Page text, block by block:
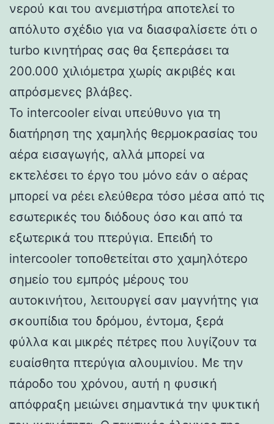
νερού και του ανεμιστήρα αποτελεί το
απόλυτο σχέδιο για να διασφαλίσετε ότι ο
turbo κινητήρας σας θα ξεπεράσει τα
200.000 χιλιόμετρα χωρίς ακριβές και
απρόσμενες βλάβες.
Το intercooler είναι υπεύθυνο για τη
διατήρηση της χαμηλής θερμοκρασίας του
αέρα εισαγωγής, αλλά μπορεί να
εκτελέσει το έργο του μόνο εάν ο αέρας
μπορεί να ρέει ελεύθερα τόσο μέσα από τις
εσωτερικές του διόδους όσο και από τα
εξωτερικά του πτερύγια. Επειδή το
intercooler τοποθετείται στο χαμηλότερο
σημείο του εμπρός μέρους του
αυτοκινήτου, λειτουργεί σαν μαγνήτης για
σκουπίδια του δρόμου, έντομα, ξερά
φύλλα και μικρές πέτρες που λυγίζουν τα
ευαίσθητα πτερύγια αλουμινίου. Με την
πάροδο του χρόνου, αυτή η φυσική
απόφραξη μειώνει σημαντικά την ψυκτική